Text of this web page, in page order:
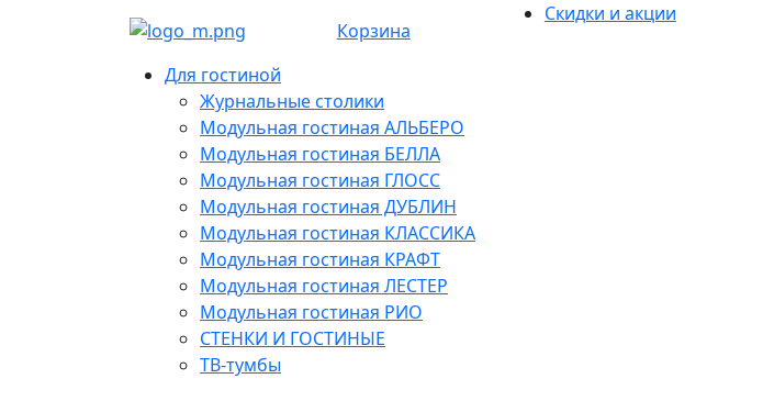
Корзина
Скидки и акции
Для гостиной
Журнальные столики
Модульная гостиная АЛЬБЕРО
Модульная гостиная БЕЛЛА
Модульная гостиная ГЛОСС
Модульная гостиная ДУБЛИН
Модульная гостиная КЛАССИКА
Модульная гостиная КРАФТ
Модульная гостиная ЛЕСТЕР
Модульная гостиная РИО
СТЕНКИ И ГОСТИНЫЕ
ТВ-тумбы